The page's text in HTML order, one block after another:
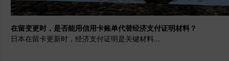
在留变更时，是否能用信用卡账单代替经济支付证明材料？
日本在留卡更新时，经济支付证明是关键材料...